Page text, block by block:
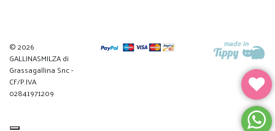
© 2026
GALLINASMILZA di
Grassagallina Snc -
CF/P.IVA
02841971209